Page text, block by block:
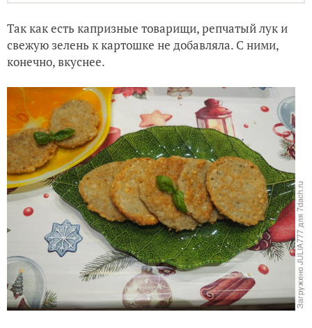
Так как есть капризные товарищи, репчатый лук и
свежую зелень к картошке не добавляла. С ними,
конечно, вкуснее.